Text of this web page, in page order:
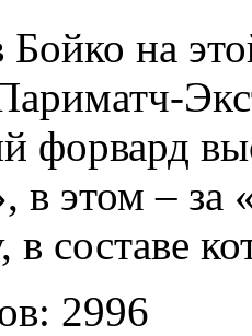
на
форвард
этом – за
в составе
2996